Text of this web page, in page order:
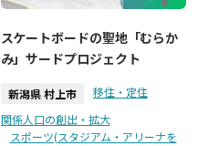
スケートボードの聖地「むらか
み」サードプロジェクト
新潟県 村上市
移住・定住
関係人口の創出・拡大
スポーツ(スタジアム・アリーナを